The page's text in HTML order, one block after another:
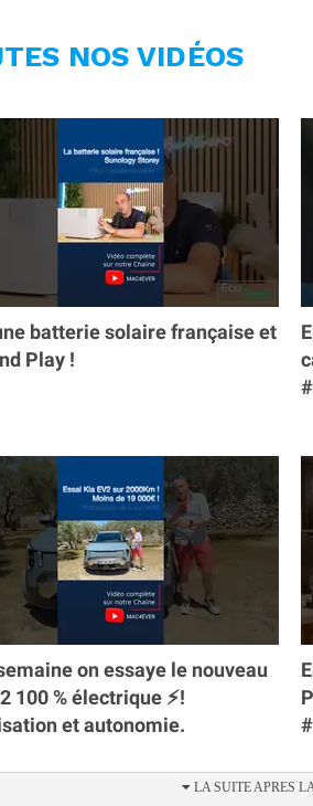
NOS VIDÉOS
batterie solaire française et
Play !
on essaye le nouveau
100 % électrique ⚡️!
et autonomie.